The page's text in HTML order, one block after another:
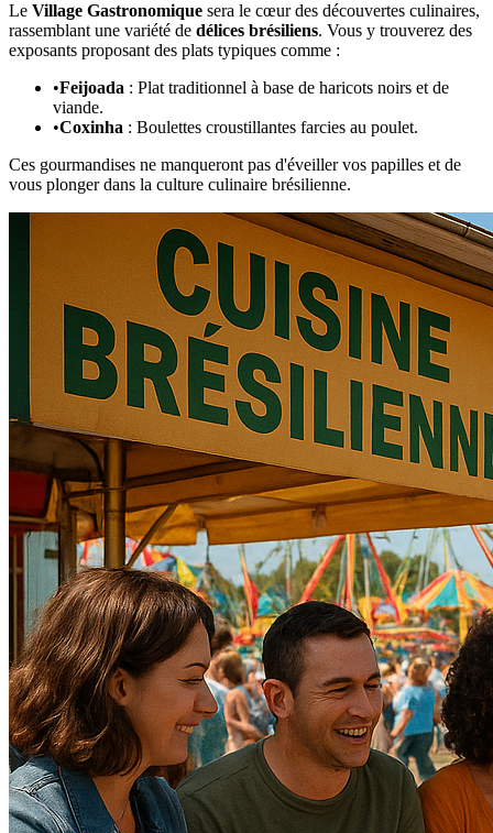
Le Village Gastronomique sera le cœur des découvertes culinaires,
rassemblant une variété de délices brésiliens. Vous y trouverez des
exposants proposant des plats typiques comme :
•Feijoada : Plat traditionnel à base de haricots noirs et de
viande.
•Coxinha : Boulettes croustillantes farcies au poulet.
Ces gourmandises ne manqueront pas d'éveiller vos papilles et de
vous plonger dans la culture culinaire brésilienne.